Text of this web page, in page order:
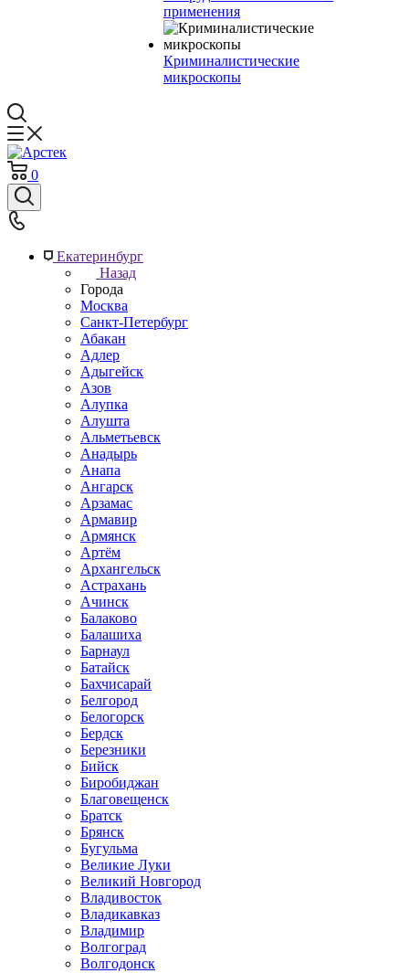
применения
Криминалистические
микроскопы
0
Екатеринбург
Назад
Города
Москва
Санкт-Петербург
Абакан
Адлер
Адыгейск
Азов
Алупка
Алушта
Альметьевск
Анадырь
Анапа
Ангарск
Арзамас
Армавир
Армянск
Артём
Архангельск
Астрахань
Ачинск
Балаково
Балашиха
Барнаул
Батайск
Бахчисарай
Белгород
Белогорск
Бердск
Березники
Бийск
Биробиджан
Благовещенск
Братск
Брянск
Бугульма
Великие Луки
Великий Новгород
Владивосток
Владикавказ
Владимир
Волгоград
Волгодонск